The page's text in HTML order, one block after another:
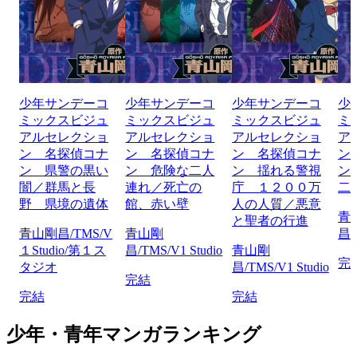
少年サンデーコ
ミックスビジュ
アルセレクショ
ン 名探偵コナ
ン 県警の黒い
闇／群馬と長
野 県境の遺体
青山剛昌/TMS/V
１Studio/第１ス
タジオ
完結
少年サンデーコ
ミックスビジュ
アルセレクショ
ン 名探偵コナ
ン 危険な二人
連れ／死亡の
館、赤い壁
青山剛
昌/TMS/V1 Studio
完結
少年サンデーコ
ミックスビジュ
アルセレクショ
ン 名探偵コナ
ン 揺れる警視
庁 １２００万
人の人質／悪意
と聖者の行進
青山剛
昌/TMS/V1 Studio
完結
少
ミ
ア
ン
ン
二
青
昌
完
少年・青年マンガランキング